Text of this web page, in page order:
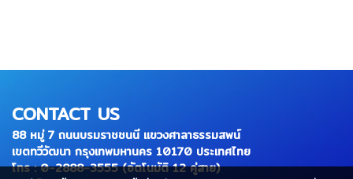
CONTACT US
88 หมู่ 7 ถนนบรมราชชนนี แขวงศาลาธรรมสพน์
เขตทวีวัฒนา กรุงเทพมหานคร 10170 ประเทศไทย
โทร : 0-2888-3555 (อัตโนมัติ 12 คู่สาย)